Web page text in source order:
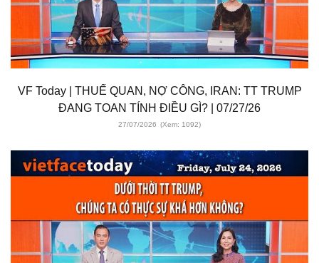
VF Today | THUẾ QUAN, NỢ CÔNG, IRAN: TT TRUMP
ĐANG TOAN TÍNH ĐIỀU GÌ? | 07/27/26
27/07/2026 (Xem: 1092)